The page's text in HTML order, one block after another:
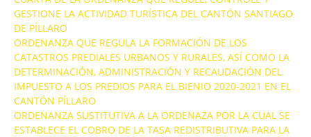
GESTIONE LA ACTIVIDAD TURÍSTICA DEL CANTÓN SANTIAGO
DE PÍLLARO
ORDENANZA QUE REGULA LA FORMACIÓN DE LOS
CATASTROS PREDIALES URBANOS Y RURALES, ASÍ COMO LA
DETERMINACIÓN, ADMINISTRACIÓN Y RECAUDACIÓN DEL
IMPUESTO A LOS PREDIOS PARA EL BIENIO 2020-2021 EN EL
CANTÓN PÍLLARO
ORDENANZA SUSTITUTIVA A LA ORDENAZA POR LA CUAL SE
ESTABLECE EL COBRO DE LA TASA REDISTRIBUTIVA PARA LA